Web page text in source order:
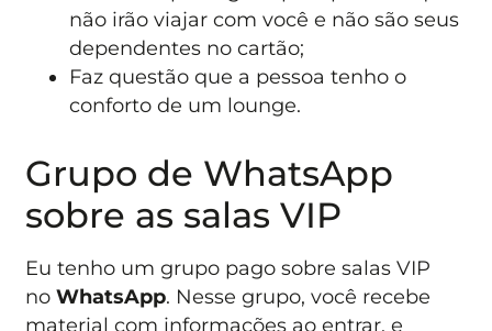
não irão viajar com você e não são seus
dependentes no cartão;
Faz questão que a pessoa tenho o
conforto de um lounge.
Grupo de WhatsApp
sobre as salas VIP
Eu tenho um grupo pago sobre salas VIP
noWhatsApp. Nesse grupo, você recebe
material com informações ao entrar, e